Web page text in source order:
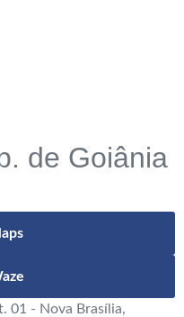
de Goiânia
01 - Nova Brasília,